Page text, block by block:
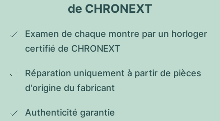
de CHRONEXT
Examen de chaque montre par un horloger
certifié de CHRONEXT
Réparation uniquement à partir de pièces
d'origine du fabricant
Authenticité garantie